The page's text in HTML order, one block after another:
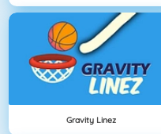
Gravity Linez